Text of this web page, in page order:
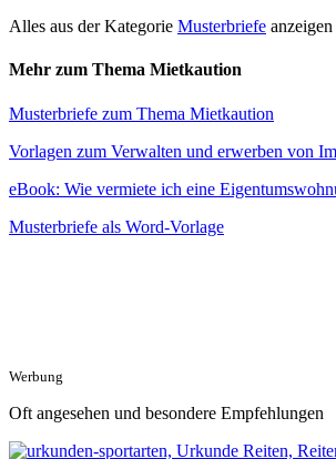
Alles aus der Kategorie Musterbriefe anzeigen
Mehr zum Thema Mietkaution
Musterbriefe zum Thema Mietkaution
Vorlagen zum Verwalten und erwerben von
eBook: Wie vermiete ich eine
Musterbriefe als Word-Vorlage
Werbung
Oft angesehen und besondere Empfehlungen